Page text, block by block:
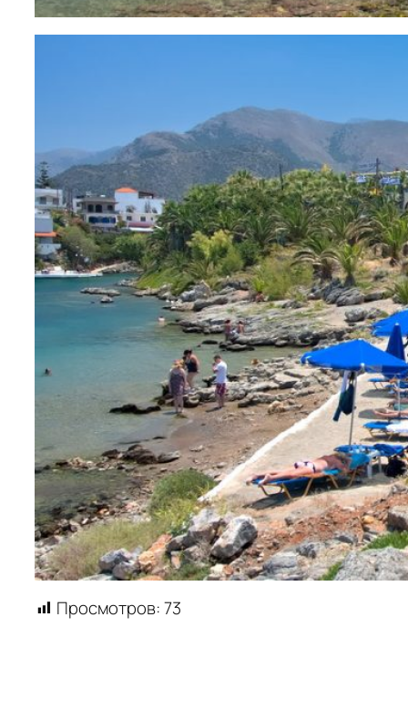
Просмотров:73